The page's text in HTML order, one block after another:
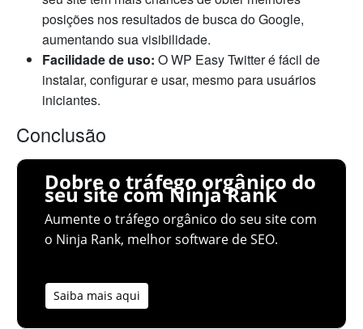
posições nos resultados de busca do Google,
aumentando sua visibilidade.
Facilidade de uso: O WP Easy Twitter é fácil de
instalar, configurar e usar, mesmo para usuários
iniciantes.
Conclusão
Dobre o tráfego orgânico do
seu site com Ninja Rank
Aumente o tráfego orgânico do seu site com
o Ninja Rank, melhor software de SEO.
Saiba mais aqui